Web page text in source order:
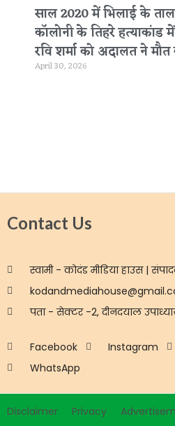
साल 2020 में भिलाई के
कॉलोनी के तिहरे हत्याकांड
रवि शर्मा को अदालत ने
April 30, 2026
Contact Us
स्वामी - कोदंड मीडिया हाउस |
पता - सेक्टर -2, दीनदयाल
Facebook Instagram
WhatsApp
Disclaimer Privacy